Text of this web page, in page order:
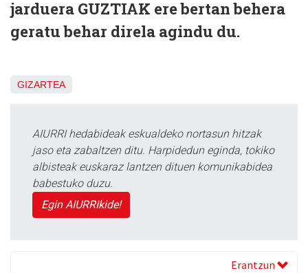
jarduera GUZTIAK ere bertan behera
geratu behar direla agindu du.
GIZARTEA
AIURRI hedabideak eskualdeko nortasun hitzak
jaso eta zabaltzen ditu. Harpidedun eginda, tokiko
albisteak euskaraz lantzen dituen komunikabidea
babestuko duzu.
Egin AIURRIkide!
Erantzun